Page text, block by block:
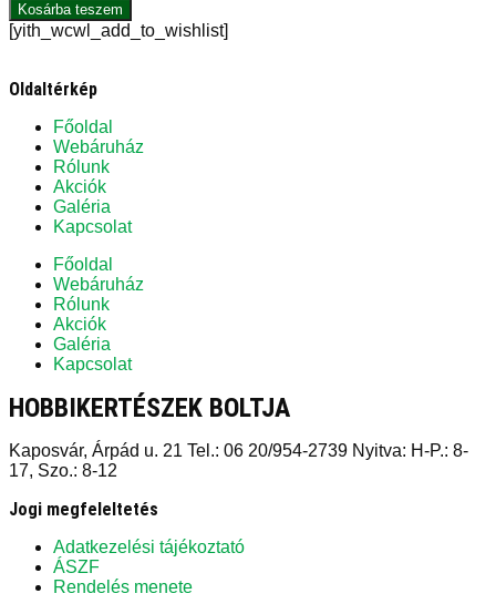
Kosárba teszem
[yith_wcwl_add_to_wishlist]
Oldaltérkép
Főoldal
Webáruház
Rólunk
Akciók
Galéria
Kapcsolat
Főoldal
Webáruház
Rólunk
Akciók
Galéria
Kapcsolat
HOBBIKERTÉSZEK BOLTJA
Kaposvár, Árpád u. 21 Tel.: 06 20/954-2739 Nyitva: H-P.: 8-
17, Szo.: 8-12
Jogi megfeleltetés
Adatkezelési tájékoztató
ÁSZF
Rendelés menete